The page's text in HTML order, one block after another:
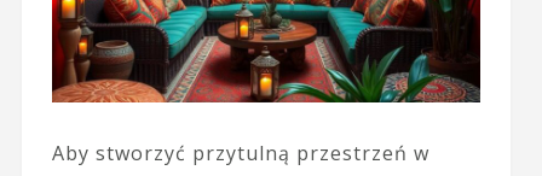
Aby stworzyć przytulną przestrzeń w